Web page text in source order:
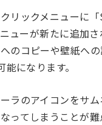
リックメニューに「
ューが新たに追加さ
のコピーや壁紙へ
になります。
ラのアイコンをサ
ってしまうことが